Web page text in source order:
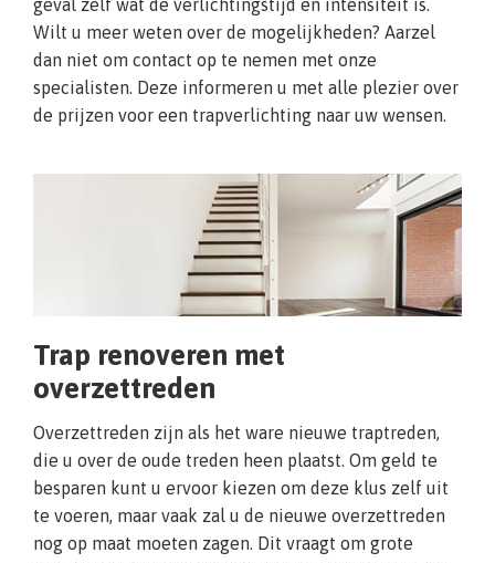
geval zelf wat de verlichtingstijd en intensiteit is.
Wilt u meer weten over de mogelijkheden? Aarzel
dan niet om contact op te nemen met onze
specialisten. Deze informeren u met alle plezier over
de prijzen voor een trapverlichting naar uw wensen.
Trap renoveren met
overzettreden
Overzettreden zijn als het ware nieuwe traptreden,
die u over de oude treden heen plaatst. Om geld te
besparen kunt u ervoor kiezen om deze klus zelf uit
te voeren, maar vaak zal u de nieuwe overzettreden
nog op maat moeten zagen. Dit vraagt om grote